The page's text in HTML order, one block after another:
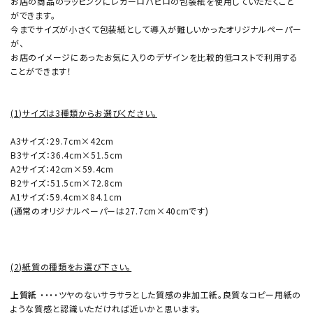
ができます。
今までサイズが小さくて包装紙として導入が難しいかったオリジナルペーパー
が、
お店のイメージにあったお気に入りのデザインを比較的低コストで利用する
ことができます！
(1)サイズは3種類からお選びください。
A3サイズ：29.7cm×42cm
B3サイズ：36.4cm×51.5cm
A2サイズ：42cm×59.4cm
B2サイズ：51.5cm×72.8cm
A1サイズ：59.4cm×84.1cm
(通常のオリジナルペーパーは27.7cm×40cmです)
(2)紙質の種類をお選び下さい。
上質紙 ・・・・ツヤのないサラサラとした質感の非加工紙。良質なコピー用紙の
ような質感と認識いただければ近いかと思います。